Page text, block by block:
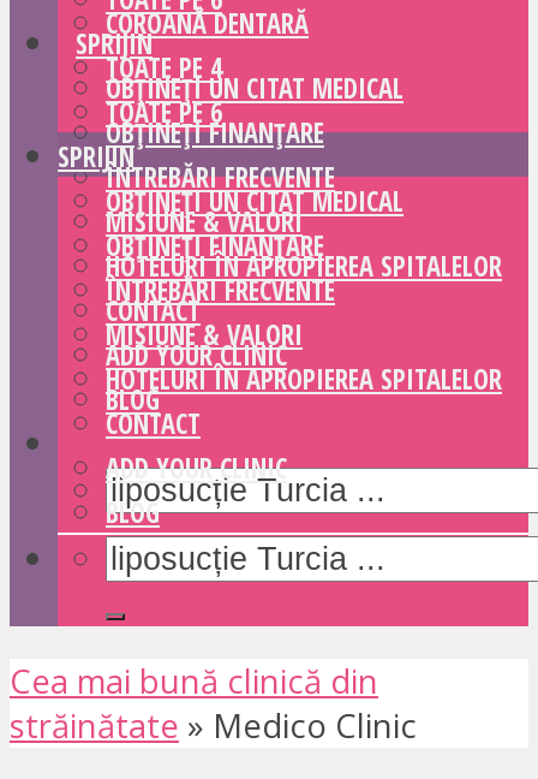
SPRIJIN
OBȚINEȚI UN CITAT MEDICAL
OBȚINEȚI FINANȚARE
ÎNTREBĂRI FRECVENTE
MISIUNE & VALORI
HOTELURI ÎN APROPIEREA SPITALELOR
CONTACT
ADD YOUR CLINIC
BLOG
COROANĂ DENTARĂ
TOATE PE 4
TOATE PE 6
SPRIJIN
OBȚINEȚI UN CITAT MEDICAL
OBȚINEȚI FINANȚARE
ÎNTREBĂRI FRECVENTE
MISIUNE & VALORI
HOTELURI ÎN APROPIEREA SPITALELOR
CONTACT
ADD YOUR CLINIC
BLOG
Cea mai bună clinică din
străinătate » Medico Clinic